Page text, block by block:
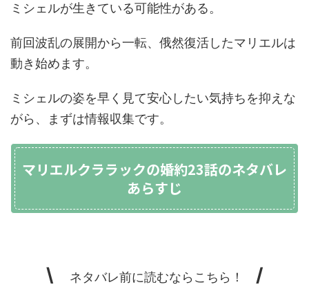
ミシェルが生きている可能性がある。
前回波乱の展開から一転、俄然復活したマリエルは
動き始めます。
ミシェルの姿を早く見て安心したい気持ちを抑えな
がら、まずは情報収集です。
マリエルクララックの婚約23話のネタバレ
あらすじ
\ ネタバレ前に読むならこちら！ /